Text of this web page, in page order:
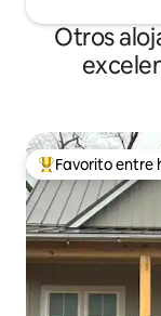
Otros
Favorito entre
Favorito entre